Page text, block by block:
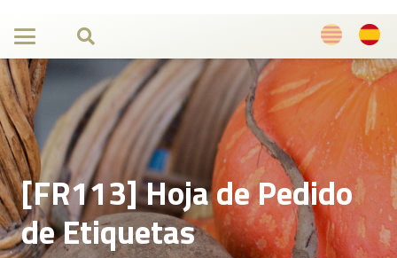
[FR113] Hoja de Pedido
de Etiquetas